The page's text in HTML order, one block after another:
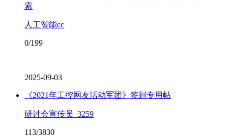
索
人工智能cc
0/199
2025-09-03
《2021年工控网友活动军团》签到专用帖
研讨会宣传员_3259
113/3830